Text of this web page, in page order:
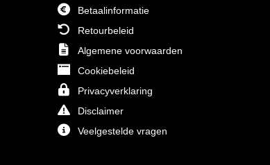
Betaalinformatie
Retourbeleid
Algemene voorwaarden
Cookiebeleid
Privacyverklaring
Disclaimer
Veelgestelde vragen